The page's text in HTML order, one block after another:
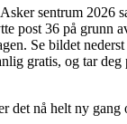
sentrum 2026
post 36 på grunn
Se bildet
gratis, og tar
det nå helt ny